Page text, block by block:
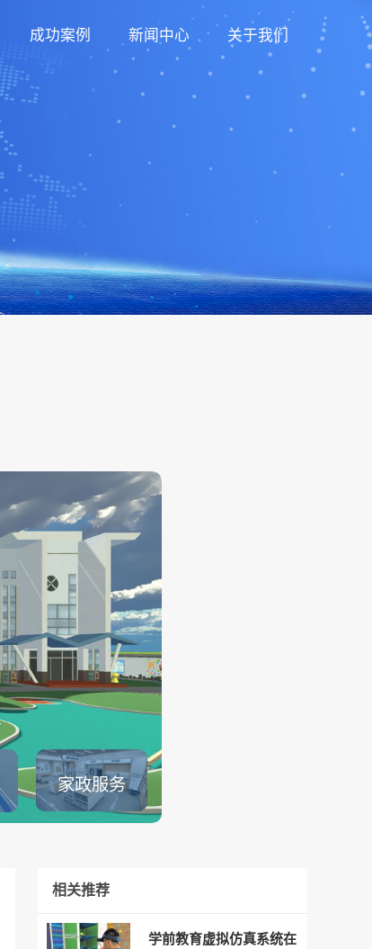
成功案例 新闻中心 关于我们
家政服务
相关推荐
学前教育虚拟仿真系统在